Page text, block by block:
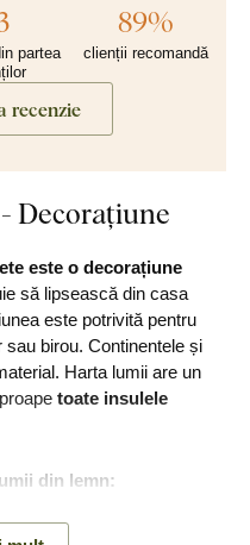
partea
89%
clienții recomandă
recenzie
Decorațiune
este o decorațiune
să lipsească din casa
este potrivită pentru
birou. Continentele și
Harta lumii are un
toate insulele
din lemn: